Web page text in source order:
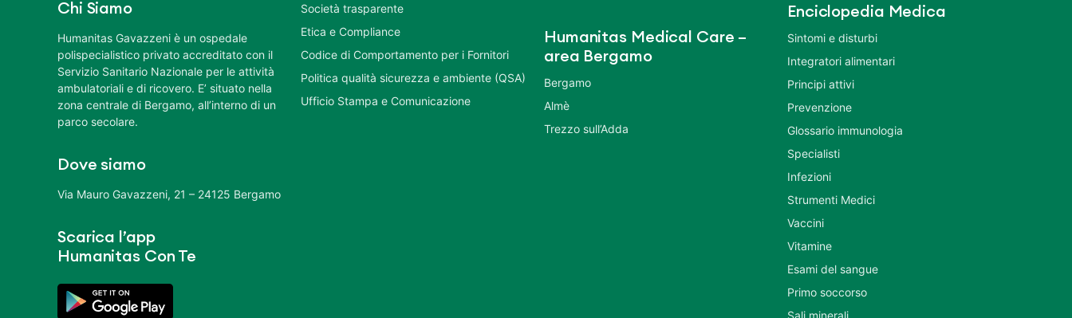
Chi Siamo
Humanitas Gavazzeni è un ospedale
polispecialistico privato accreditato con il
Servizio Sanitario Nazionale per le attività
ambulatoriali e di ricovero. E’ situato nella
zona centrale di Bergamo, all’interno di un
parco secolare.
Dove siamo
Via Mauro Gavazzeni, 21 – 24125 Bergamo
Scarica l’app
Humanitas Con Te
Società trasparente
Etica e Compliance
Codice di Comportamento per i Fornitori
Politica qualità sicurezza e ambiente (QSA)
Ufficio Stampa e Comunicazione
Humanitas Medical Care –
area Bergamo
Bergamo
Almè
Trezzo sull’Adda
Enciclopedia Medica
Sintomi e disturbi
Integratori alimentari
Principi attivi
Prevenzione
Glossario immunologia
Specialisti
Infezioni
Strumenti Medici
Vaccini
Vitamine
Esami del sangue
Primo soccorso
Sali minerali